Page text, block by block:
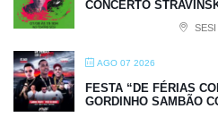
CONCERTO
AGO 07 2026
FESTA “DE FÉRIAS
GORDINHO SAMBÃO